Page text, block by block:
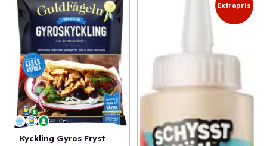
Kyckling Gyros Fryst
Extrapris